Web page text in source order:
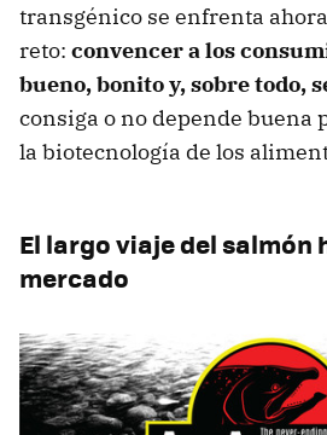
transgénico se enfrenta
reto: convencer a los
bueno, bonito y, sobre todo,
consiga o no depende buena
la biotecnología de los
El largo viaje del salmón
mercado